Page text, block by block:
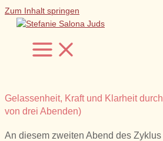
Zum Inhalt springen
Gelassenheit, Kraft und Klarheit
von drei Abenden)
An diesem zweiten Abend des Zyklus